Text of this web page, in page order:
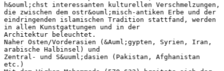
h&ouml;chst interessanten kulturellen Verschmelzungen,
die zwischen dem ostr&ouml;misch-antiken Erbe und der
eindringenden islamischen Tradition stattfand, werden
in allen Kunstgattungen und in der
Architektur beleuchtet.
Naher Osten/Vorderasien (&Auml;gypten, Syrien, Iran,
arabische Halbinsel) und
Zentral- und S&uuml;dasien (Pakistan, Afghanistan
etc.)